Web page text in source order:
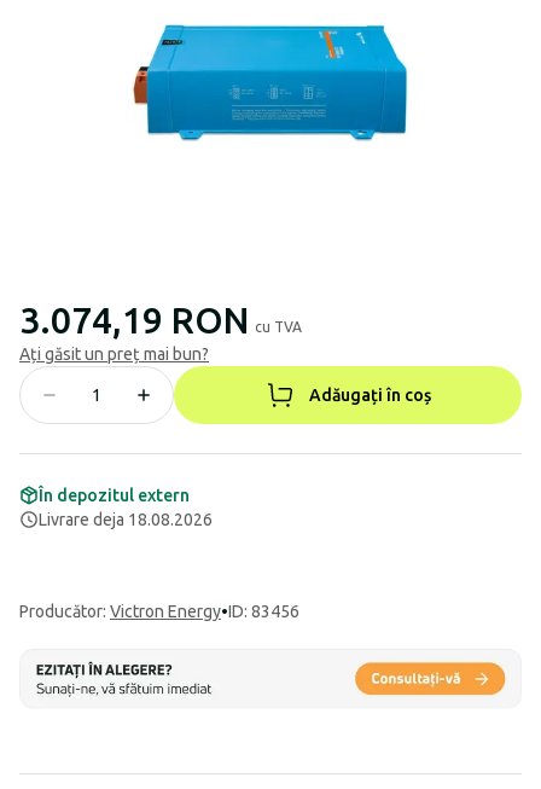
3.074,19 RON cu TVA
Ați găsit un preț mai bun?
Adăugați în coș
În depozitul extern
Livrare deja 18.08.2026
Producător: Victron Energy•ID: 83456